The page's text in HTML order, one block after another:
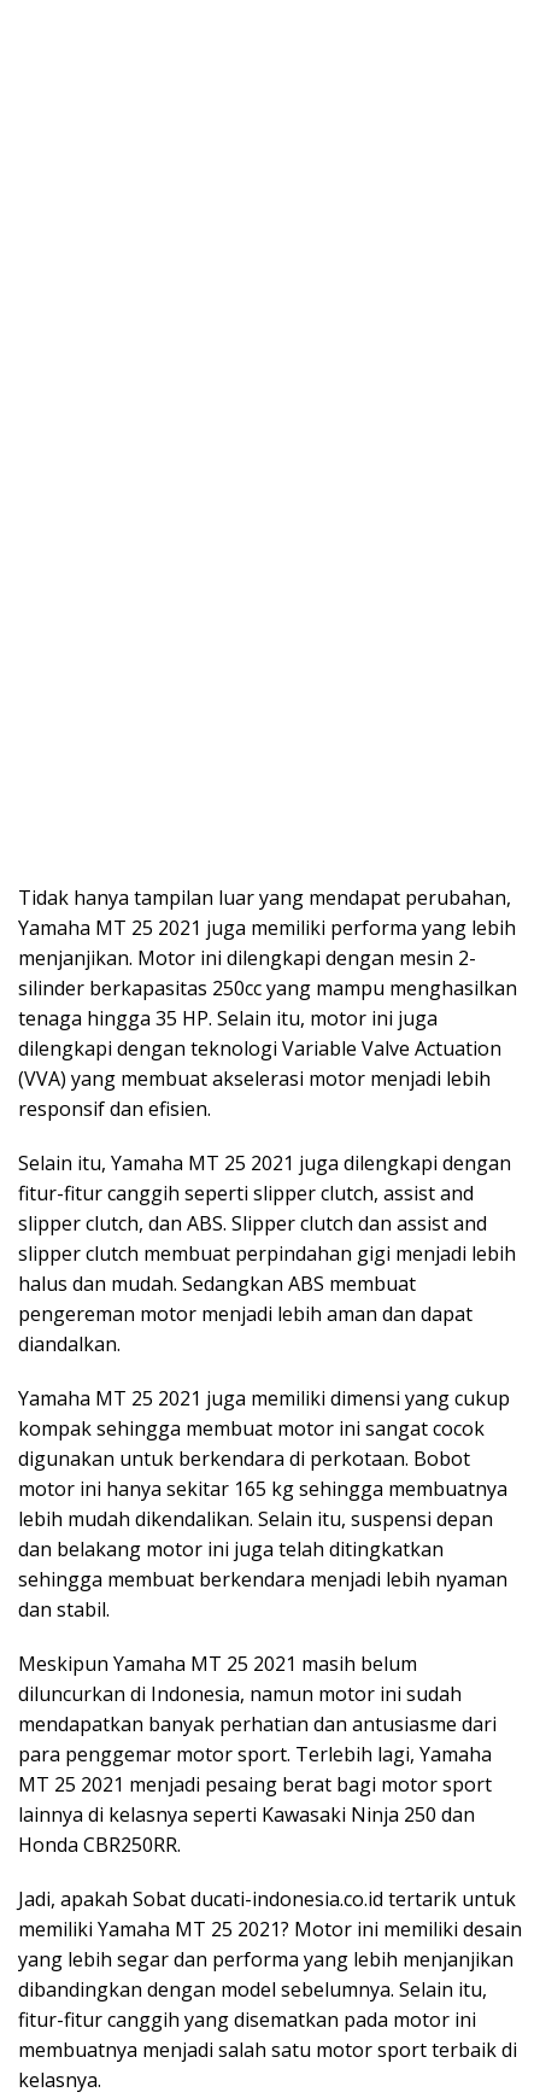
Tidak hanya tampilan luar yang mendapat perubahan,
Yamaha MT 25 2021 juga memiliki performa yang lebih
menjanjikan. Motor ini dilengkapi dengan mesin 2-
silinder berkapasitas 250cc yang mampu menghasilkan
tenaga hingga 35 HP. Selain itu, motor ini juga
dilengkapi dengan teknologi Variable Valve Actuation
(VVA) yang membuat akselerasi motor menjadi lebih
responsif dan efisien.
Selain itu, Yamaha MT 25 2021 juga dilengkapi dengan
fitur-fitur canggih seperti slipper clutch, assist and
slipper clutch, dan ABS. Slipper clutch dan assist and
slipper clutch membuat perpindahan gigi menjadi lebih
halus dan mudah. Sedangkan ABS membuat
pengereman motor menjadi lebih aman dan dapat
diandalkan.
Yamaha MT 25 2021 juga memiliki dimensi yang cukup
kompak sehingga membuat motor ini sangat cocok
digunakan untuk berkendara di perkotaan. Bobot
motor ini hanya sekitar 165 kg sehingga membuatnya
lebih mudah dikendalikan. Selain itu, suspensi depan
dan belakang motor ini juga telah ditingkatkan
sehingga membuat berkendara menjadi lebih nyaman
dan stabil.
Meskipun Yamaha MT 25 2021 masih belum
diluncurkan di Indonesia, namun motor ini sudah
mendapatkan banyak perhatian dan antusiasme dari
para penggemar motor sport. Terlebih lagi, Yamaha
MT 25 2021 menjadi pesaing berat bagi motor sport
lainnya di kelasnya seperti Kawasaki Ninja 250 dan
Honda CBR250RR.
Jadi, apakah Sobat ducati-indonesia.co.id tertarik untuk
memiliki Yamaha MT 25 2021? Motor ini memiliki desain
yang lebih segar dan performa yang lebih menjanjikan
dibandingkan dengan model sebelumnya. Selain itu,
fitur-fitur canggih yang disematkan pada motor ini
membuatnya menjadi salah satu motor sport terbaik di
kelasnya.